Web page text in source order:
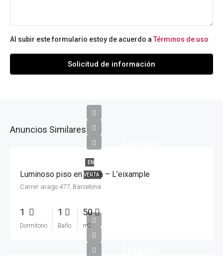
Al subir este formulario estoy de acuerdo a Términos de uso
Solicitud de información
Anuncios Similares
EN
VENTA
Luminoso piso en venta – L’eixample
Carrer arago 477, Barcelona
1
Dormitorio
1
Baño
50
m2